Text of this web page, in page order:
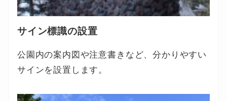
サイン標識の設置
公園内の案内図や注意書きなど、分かりやすい
サインを設置します。